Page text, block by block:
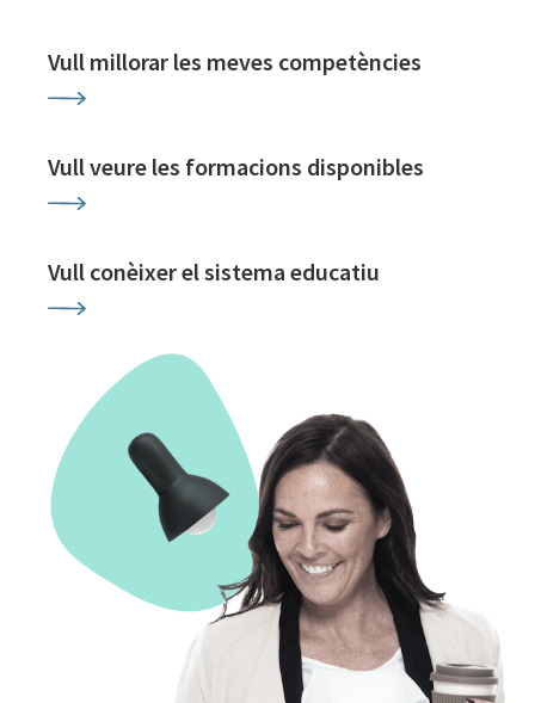
Vull millorar les meves competències
Vull veure les formacions disponibles
Vull conèixer el sistema educatiu